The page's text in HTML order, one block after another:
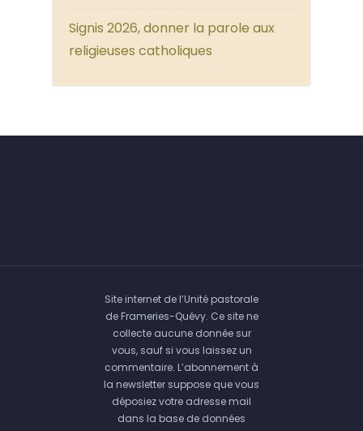
Signis 2026, donner la parole aux
religieuses catholiques
Site internet de l’Unité pastorale
de Frameries-Quévy. Ce site ne
collecte aucune donnée sur
vous, sauf si vous laissez un
commentaire. L’abonnement à
la newsletter suppose que vous
déposiez votre adresse mail
dans la base de données